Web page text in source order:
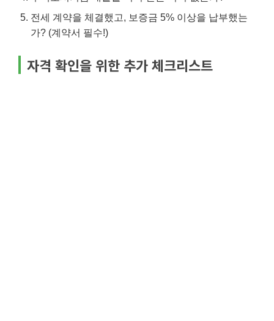
전세 계약을 체결했고, 보증금 5% 이상을 납부했는
가? (계약서 필수!)
자격 확인을 위한 추가 체크리스트